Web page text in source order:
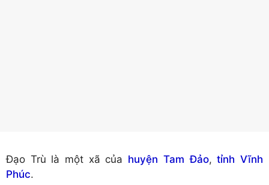
Đạo Trù là một xã của huyện Tam Đảo,tỉnh Vĩnh
Phúc.